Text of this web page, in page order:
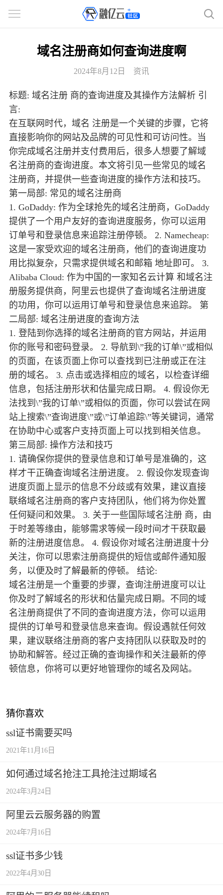
域名注册商如何查询进度啊
2024年8月12日 资讯
标题: 域名注册 商的查询进度及其操作方法解析 引
言:
在互联网时代，域名 注册是一个关键的步骤，它将
直接影响你的网站及品牌的可见性和可访问性。当
你完成域名注册并支付费用后，很多人想要了解域
名注册商的查询进度。本文将引见一些常见的域名
注册商，并提供一些查询进度的操作方法和技巧。
第一局部: 常见的域名注册商
1. GoDaddy: 作为全球抢先的域名注册商，GoDaddy
提供了一个用户友好的查询进度服务，你可以运用
订单号和登录信息来追踪注册停顿。 2. Namecheap:
这是一家受欢迎的域名注册商，他们的查询进度功
用比拟复杂，只需求提供域名和邮箱 地址即可。 3.
Alibaba Cloud: 作为中国的一家知名云计算 和域名注
册服务提供商，阿里云也提供了查询域名注册进度
的功用，你可以运用订单号和登录信息来追踪。 第
二局部: 域名注册进度的查询方法
1. 登陆到你选择的域名注册商的官方网站，并运用
你的账号和密码登录。 2. 导航到\”我的订单\”或相似
的页面，在该页面上你可以查找到已注册或正在注
册的域名。 3. 点击或选择相应的域名，以检查详细
信息，包括注册形状和估量完成日期。 4. 假设你无
法找到\”我的订单\”或相似的页面，你可以尝试在网
站上搜索\”查询进度\”或\”订单追踪\”等关键词，通常
在协助中心或客户支持页面上可以找到相关信息。
第三局部: 操作方法和技巧
1. 请确保你提供的登录信息和订单号是准确的，这
样才干正确查询域名注册进度。 2. 假设你发现查询
进度页面上显示的信息不分歧或有效果，建议直接
联络域名注册商的客户支持团队，他们将为你处置
任何疑问和效果。 3. 关于一些国际域名注册 商，由
于时差等缘由，能够需求等候一段时间才干获取最
新的注册进度信息。 4. 假设你对域名注册进度十分
关注，你可以思索注册商提供的短信或邮件通知服
务，以便及时了解最新的停顿。 结论:
域名注册是一个重要的步骤，查询注册进度可以让
你及时了解域名的形状和估量完成日期。不同的域
名注册商提供了不同的查询进度方法，你可以运用
提供的订单号和登录信息来查询。假设遇就任何效
果，建议联络注册商的客户支持团队以获取及时的
协助和解答。经过正确的查询操作和关注最新的停
顿信息，你将可以更好地管理你的域名及网站。
猜你喜欢
ssl证书需要买吗
2021年11月16日
如何通过域名抢注工具抢注过期域名
2024年3月24日
阿里云云服务器的购置
2024年7月16日
ssl证书多少钱
2022年4月30日